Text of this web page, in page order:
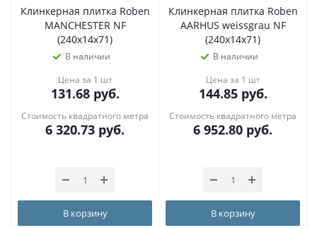
Клинкерная плитка Roben
MANCHESTER NF
(240x14x71)
В наличии
Цена за 1 шт
131.68руб.
Стоимость квадратного метра
6 320.73 руб.
В корзину
Клинкерная плитка Roben
AARHUS weissgrau NF
(240x14x71)
В наличии
Цена за 1 шт
144.85руб.
Стоимость квадратного метра
6 952.80 руб.
В корзину